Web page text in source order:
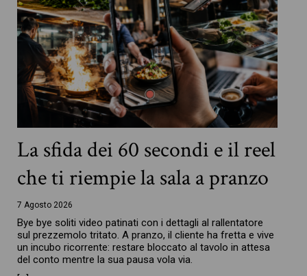
La sfida dei 60 secondi e il reel
che ti riempie la sala a pranzo
7 Agosto 2026
Bye bye soliti video patinati con i dettagli al rallentatore
sul prezzemolo tritato. A pranzo, il cliente ha fretta e vive
un incubo ricorrente: restare bloccato al tavolo in attesa
del conto mentre la sua pausa vola via.